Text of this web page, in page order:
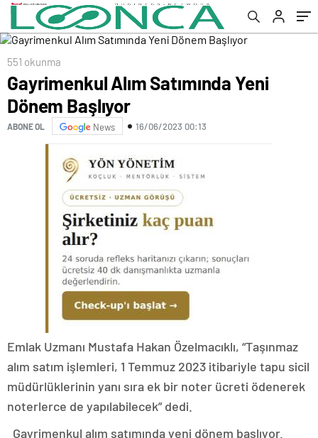
551 okunma
Gayrimenkul Alım Satımında Yeni
Dönem Başlıyor
ABONE OL News 16/06/2023 00:13
Emlak Uzmanı Mustafa Hakan Özelmacıklı, “Taşınmaz
alım satım işlemleri, 1 Temmuz 2023 itibariyle tapu sicil
müdürlüklerinin yanı sıra ek bir noter ücreti ödenerek
noterlerce de yapılabilecek” dedi.
Gayrimenkul alım satımında yeni dönem başlıyor.